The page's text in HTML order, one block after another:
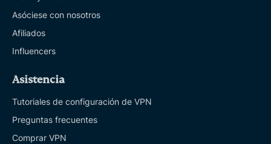
Asóciese con nosotros
Afiliados
Influencers
Asistencia
Tutoriales de configuración de VPN
Preguntas frecuentes
Comprar VPN